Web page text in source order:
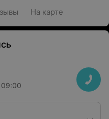
На карте
09:00